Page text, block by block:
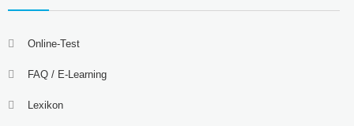
Online-Test
FAQ / E-Learning
Lexikon